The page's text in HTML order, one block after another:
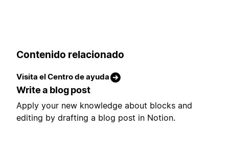
Contenido relacionado
Visita el Centro de ayuda
Write a blog post
Apply your new knowledge about blocks and
editing by drafting a blog post in Notion.